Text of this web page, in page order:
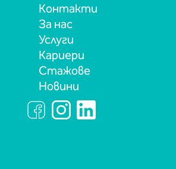
Контакти
За нас
Услуги
Кариери
Стажове
Новини